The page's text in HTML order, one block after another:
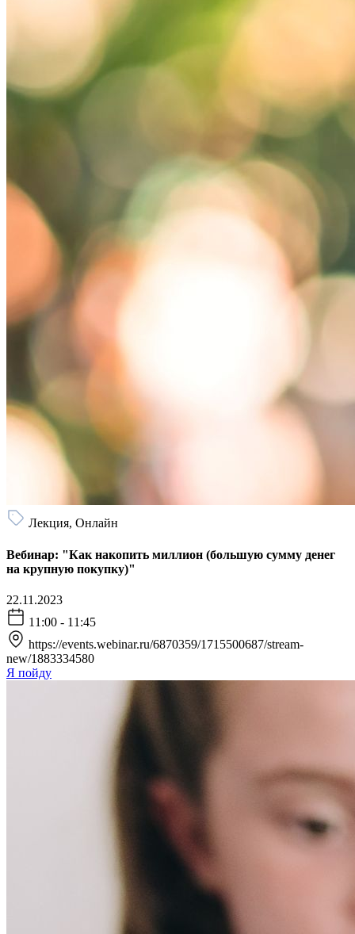
Лекция, Онлайн
Вебинар: "Как накопить миллион (большую сумму денег
на крупную покупку)"
22.11.2023
11:00 - 11:45
https://events.webinar.ru/6870359/1715500687/stream-
new/1883334580
Я пойду